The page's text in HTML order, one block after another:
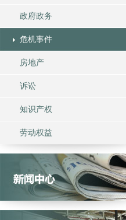
政府政务
危机事件
房地产
诉讼
知识产权
劳动权益